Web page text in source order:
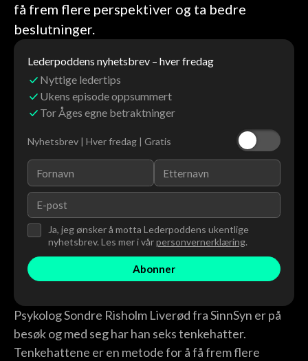
få frem flere perspektiver og ta bedre
beslutninger.
Lederpoddens nyhetsbrev – hver fredag
Nyttige ledertips
Ukens episode oppsummert
Tor Åges egne betraktninger
Nyhetsbrev | Hver fredag | Gratis
Ja, jeg ønsker å motta Lederpoddens ukentlige
nyhetsbrev. Les mer i vårpersonvernerklæring.
Psykolog Sondre Risholm Liverød fra SinnSyn er på
besøk og med seg har han seks tenkehatter.
Tenkehattene er en metode for å få frem flere